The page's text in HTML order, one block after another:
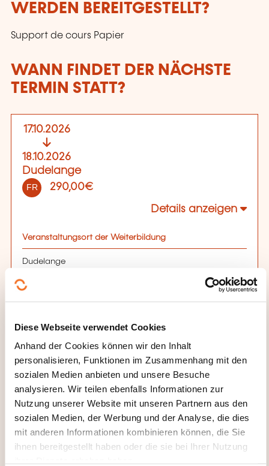
Diese Webseite verwendet Cookies
Anhand der Cookies können wir den Inhalt
personalisieren, Funktionen im Zusammenhang mit den
sozialen Medien anbieten und unsere Besuche
analysieren. Wir teilen ebenfalls Informationen zur
Nutzung unserer Website mit unseren Partnern aus den
sozialen Medien, der Werbung und der Analyse, die dies
mit anderen Informationen kombinieren können, die Sie
ihnen bereitgestellt haben oder die sie bei Ihrer Nutzung
WERDEN BEREITGESTELLT?
Support de cours Papier
WANN FINDET DER NÄCHSTE
TERMIN STATT?
17.10.2026
18.10.2026
Dudelange
FR 290,00€
Details anzeigen
Veranstaltungsort der Weiterbildung
Dudelange
L-3450 Dudelange
LOCATELLI Stéphane
Anmeldefrist
Nombre de places limité